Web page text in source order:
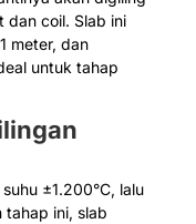
dan coil. Slab ini
meter, dan
untuk tahap
±1.200°C, lalu
tahap ini, slab